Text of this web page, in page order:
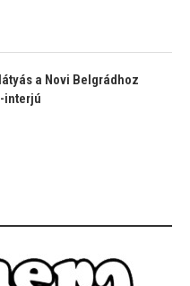
a Novi Belgrádhoz
interjú